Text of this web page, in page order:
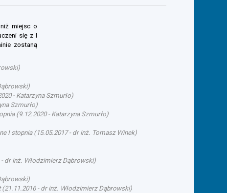
miejsc o
się z I
zostaną
)
)
- Katarzyna Szmurło)
Szmurło)
(9.12.2020- Katarzyna Szmurło)
I stopnia(15.05.2017- dr inż. Tomasz Winek)
- dr inż. Włodzimierz Dąbrowski)
)
(21.11.2016- dr inż. Włodzimierz Dąbrowski)